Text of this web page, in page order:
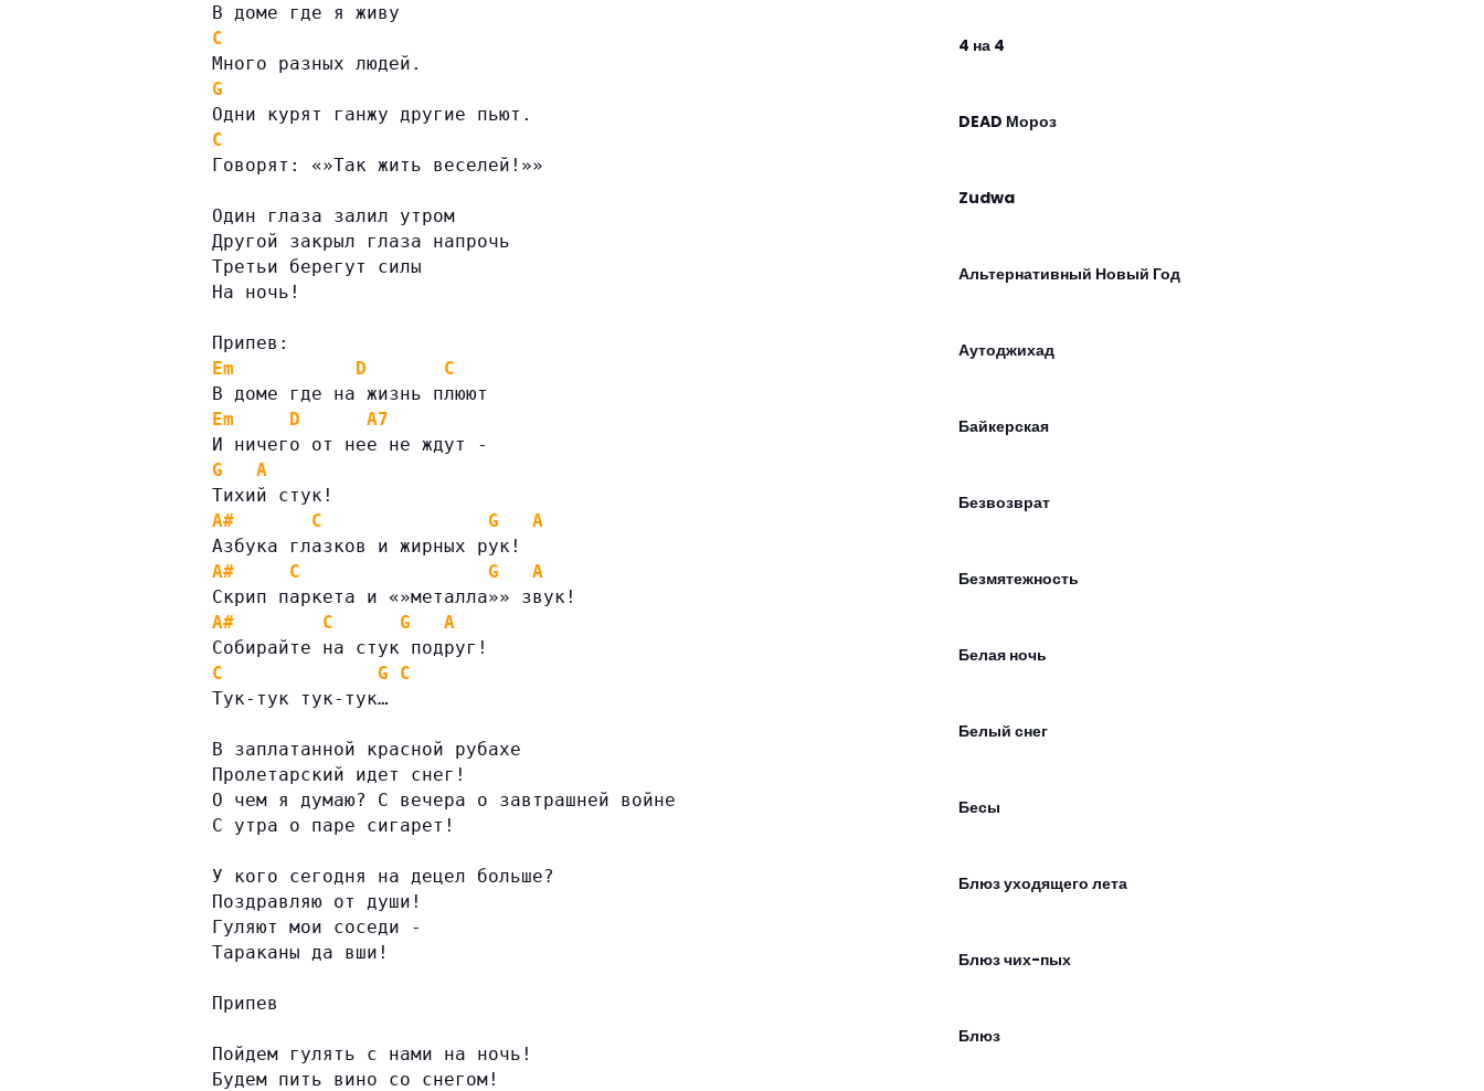
В доме где я живу
C
Много разных людей.
G
Одни курят ганжу другие пьют.
C
Говорят: «»Так жить веселей!»»
Один глаза залил утром
Другой закрыл глаза напрочь
Третьи берегут силы
На ночь!
Припев:
Em
D
C
В доме где на жизнь плюют
Em
D
A7
И ничего от нее не ждут -
G
A
Тихий стук!
A#
C G
A
Азбука глазков и жирных рук!
A#
C G
A
Скрип паркета и «»металла»» звук!
A#
C G
A
Собирайте на стук подруг!
C
G
C
Тук-тук тук-тук…
В заплатанной красной рубахе
Пролетарский идет снег!
О чем я думаю? С вечера о завтрашней войне
С утра о паре сигарет!
У кого сегодня на децел больше?
Поздравляю от души!
Гуляют мои соседи -
Тараканы да вши!
Припев
Пойдем гулять с нами на ночь!
Будем пить вино со снегом!
4 на 4
DEAD Мороз
Zudwa
Альтернативный Новый Год
Аутоджихад
Байкерская
Безвозврат
Безмятежность
Белая ночь
Белый снег
Бесы
Блюз уходящего лета
Блюз чих-пых
Блюз